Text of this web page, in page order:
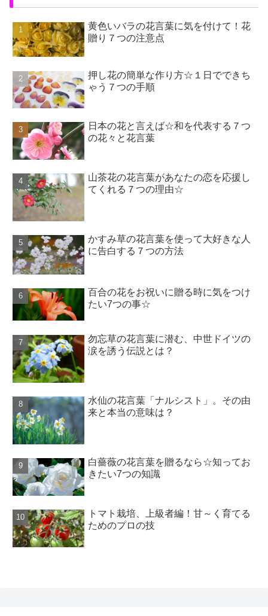
黄色いバラの花言葉に気を付けて！花
贈り７つの注意点
押し花の簡単な作り方☆１日でできち
ゃう７つの手順
日本の花と言えば☆和を代表する７つ
の花々と花言葉
山茶花の花言葉があなたの恋を応援し
てくれる７つの理由☆
かすみ草の花言葉を使って大好きな人
に告白する７つの方法
百合の花をお祝いに贈る時に気をつけ
たい7つの事☆
勿忘草の花言葉に潜む、中世ドイツの
涙を誘う伝説とは？
水仙の花言葉「ナルシスト」。その由
来と本当の意味は？
白薔薇の花言葉を贈るなら☆知ってお
きたい7つの知識
トマト栽培、上級者編！甘～く育てる
ためのプロの技